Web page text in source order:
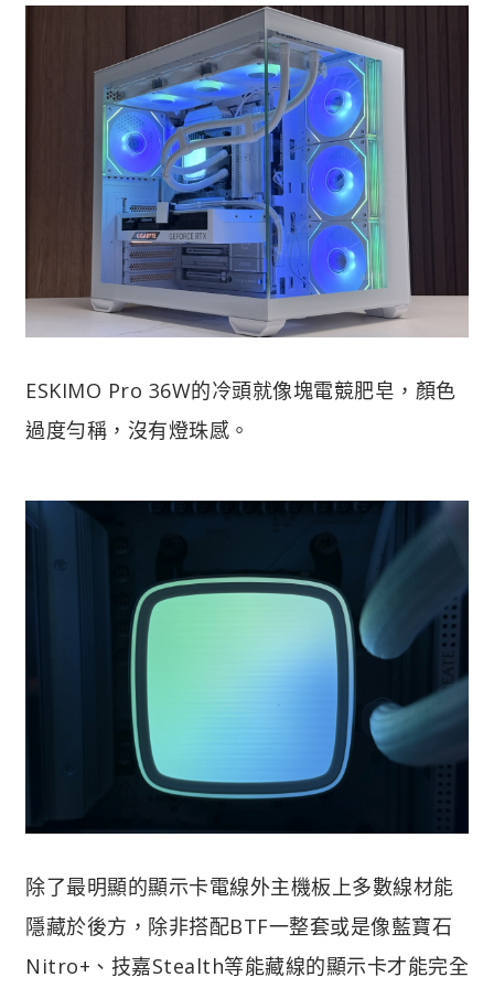
ESKIMO Pro 36W的冷頭就像塊電競肥皂，顏色
過度勻稱，沒有燈珠感。
除了最明顯的顯示卡電線外主機板上多數線材能
隱藏於後方，除非搭配BTF一整套或是像藍寶石
Nitro+、技嘉Stealth等能藏線的顯示卡才能完全